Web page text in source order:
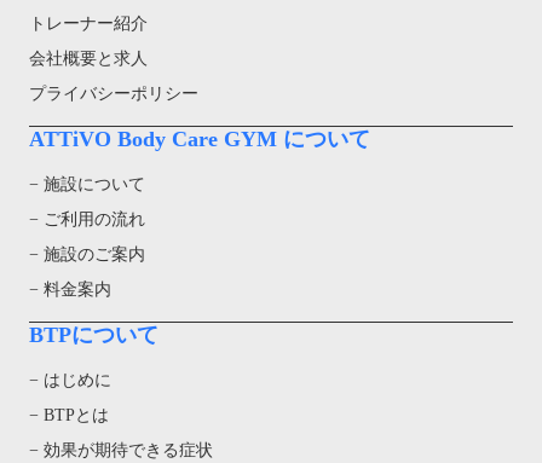
トレーナー紹介
会社概要と求人
プライバシーポリシー
ATTiVO Body Care GYM について
− 施設について
− ご利用の流れ
− 施設のご案内
− 料金案内
BTPについて
− はじめに
− BTPとは
− 効果が期待できる症状